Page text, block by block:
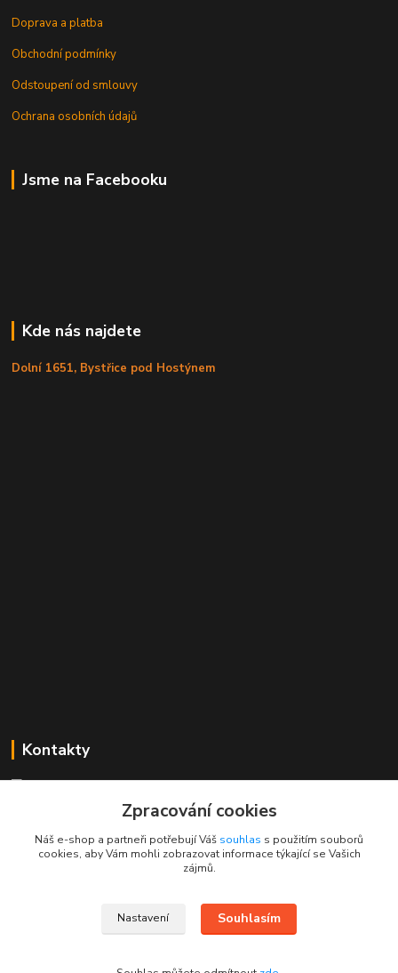
Doprava a platba
Obchodní podmínky
Odstoupení od smlouvy
Ochrana osobních údajů
Jsme na Facebooku
Kde nás najdete
Dolní 1651, Bystřice pod Hostýnem
Kontakty
+420 725 613 837
info@rajklubicek.cz
Zpracování cookies
Náš e-shop a partneři potřebují Váš souhlas s použitím souborů
cookies, aby Vám mohli zobrazovat informace týkající se Vašich
zájmů.
Nastavení Souhlasím